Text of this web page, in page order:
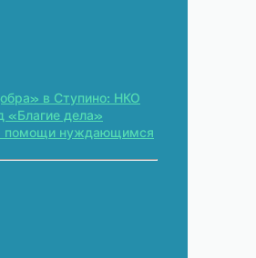
в Ступино: НКО
«Благие дела»
помощи нуждающимся